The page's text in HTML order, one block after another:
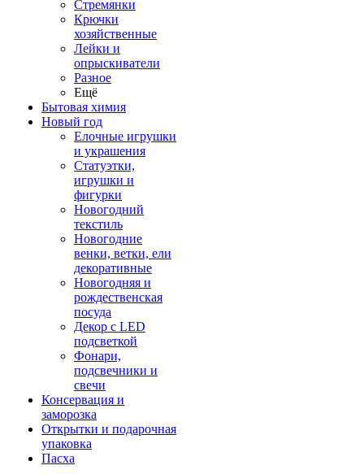
Стремянки
Крючки
хозяйственные
Лейки и
опрыскиватели
Разное
Ещё
Бытовая химия
Новый год
Елочные игрушки
и украшения
Статуэтки,
игрушки и
фигурки
Новогодний
текстиль
Новогодние
венки, ветки, ели
декоративные
Новогодняя и
рождественская
посуда
Декор с LED
подсветкой
Фонари,
подсвечники и
свечи
Консервация и
заморозка
Открытки и подарочная
упаковка
Пасха